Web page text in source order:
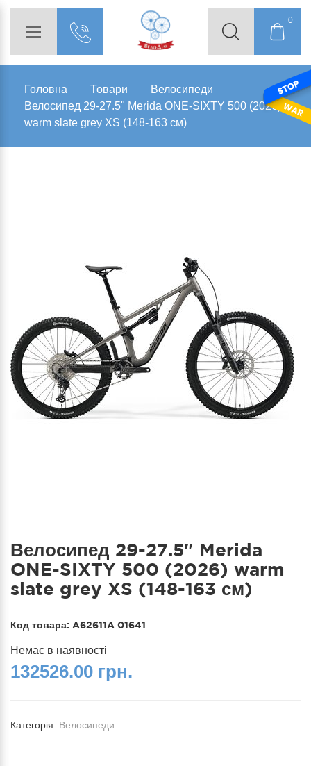
0
Головна Товари
Велосипеди
Велосипед 29-27.5" Merida ONE-SIXTY 500 (2026)
warm slate grey XS (148-163 см)
Велосипед 29-27.5" Merida
ONE-SIXTY 500 (2026) warm
slate grey XS (148-163 см)
Код товара: A62611A 01641
Немає в наявності
132526.00 грн.
Категорія: Велосипеди